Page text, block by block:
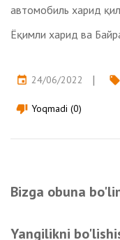
автомобиль харид
Ёқимли харид ва
event 24/06/2022 local_offer
thumb_down Yoqmadi (0)
Bizga obuna
Yangilikni